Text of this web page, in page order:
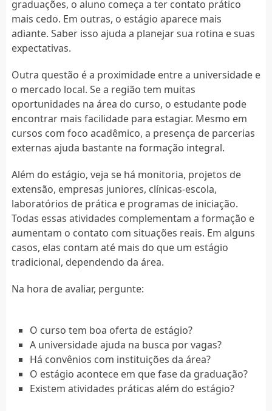
graduações, o aluno começa a ter contato prático
mais cedo. Em outras, o estágio aparece mais
adiante. Saber isso ajuda a planejar sua rotina e suas
expectativas.
Outra questão é a proximidade entre a universidade e
o mercado local. Se a região tem muitas
oportunidades na área do curso, o estudante pode
encontrar mais facilidade para estagiar. Mesmo em
cursos com foco acadêmico, a presença de parcerias
externas ajuda bastante na formação integral.
Além do estágio, veja se há monitoria, projetos de
extensão, empresas juniores, clínicas-escola,
laboratórios de prática e programas de iniciação.
Todas essas atividades complementam a formação e
aumentam o contato com situações reais. Em alguns
casos, elas contam até mais do que um estágio
tradicional, dependendo da área.
Na hora de avaliar, pergunte:
O curso tem boa oferta de estágio?
A universidade ajuda na busca por vagas?
Há convênios com instituições da área?
O estágio acontece em que fase da graduação?
Existem atividades práticas além do estágio?